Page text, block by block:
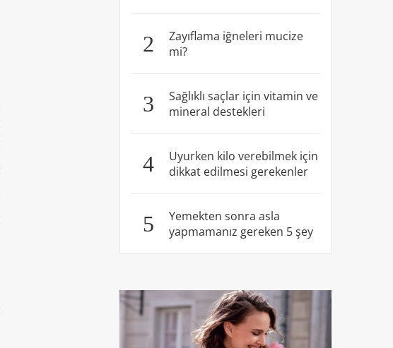
2
Zayıflama iğneleri mucize
mi?
3
Sağlıklı saçlar için vitamin ve
mineral destekleri
4
Uyurken kilo verebilmek için
dikkat edilmesi gerekenler
5
Yemekten sonra asla
yapmamanız gereken 5 şey